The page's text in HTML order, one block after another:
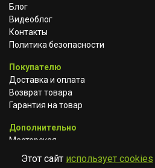
Блог
Видеоблог
Контакты
Политика безопасности
Покупателю
Доставка и оплата
Возврат товара
Гарантия на товар
Дополнительно
Мастерская
Сотрудничество
Этот сайт использует cookies